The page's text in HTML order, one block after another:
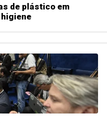
de plástico em